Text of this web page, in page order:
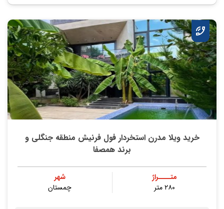
خرید ویلا مدرن استخردار فول فرنیش منطقه جنگلی و
برند همصفا
متــــراژ
۲۸۰ متر
شهر
چمستان